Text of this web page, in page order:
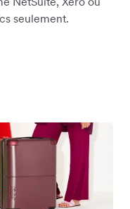
seulement.